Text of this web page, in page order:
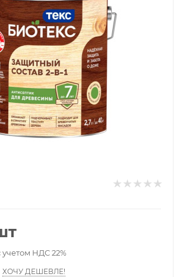
НДС 22%
ХОЧУ ДЕШЕВЛЕ!